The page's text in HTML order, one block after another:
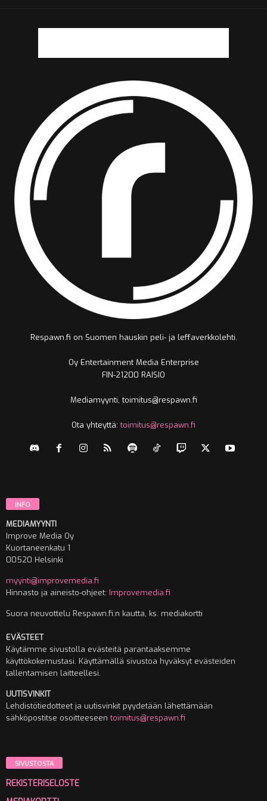
Respawn.fi on Suomen hauskin peli- ja leffaverkkolehti.
Oy Entertainment Media Enterprise
FIN-21200 RAISIO
Mediamyynti, toimitus@respawn.fi
Ota yhteyttä:toimitus@respawn.fi
INFO
MEDIAMYYNTI
Improve Media Oy
Kuortaneenkatu 1
00520 Helsinki
myynti@improvemedia.fi
Hinnasto ja aineisto-ohjeet: Improvemedia.fi
Suora neuvottelu Respawn.fi:n kautta, ks. mediakortti
EVÄSTEET
Käytämme sivustolla evästeitä parantaaksemme
käyttökokemustasi. Käyttämällä sivustoa hyväksyt evästeiden
tallentamisen laitteellesi.
UUTISVINKIT
Lehdistötiedotteet ja uutisvinkit pyydetään lähettämään
sähköpostitse osoitteeseentoimitus@respawn.fi
SIVUSTOSTA
REKISTERISELOSTE